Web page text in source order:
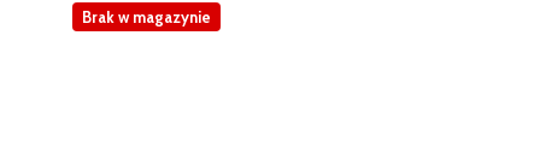
Brak w magazynie